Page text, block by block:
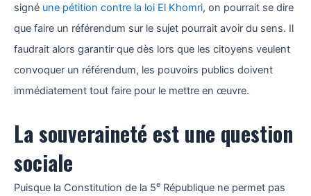
signé une pétition contre la loi El Khomri, on pourrait se dire
que faire un référendum sur le sujet pourrait avoir du sens. Il
faudrait alors garantir que dès lors que les citoyens veulent
convoquer un référendum, les pouvoirs publics doivent
immédiatement tout faire pour le mettre en œuvre.
La souveraineté est une question
sociale
Puisque la Constitution de la 5e République ne permet pas